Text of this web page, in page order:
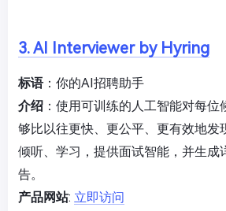
3. AI Interviewer by Hyring
标语：你的AI招聘助手
介绍 ：使用可训练的人工智能对每
够比以往更快、更公平、更有效地发
倾听、学习，提供面试智能，并生成
告。
产品网站: 立即访问